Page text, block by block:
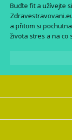
Buďte fit a užívejte
a přitom si
života stres a na co